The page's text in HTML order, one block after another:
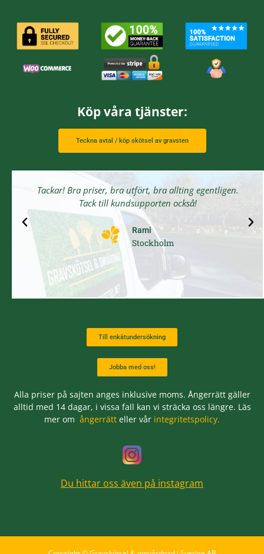
Köp våra tjänster:
Teckna avtal / köp skötsel av gravsten
Tackar! Bra priser, bra utfört, bra allting egentligen.
Tack till kundsupporten också!
Rami
Stockholm
Till enkätundersökning
Jobba med oss!
Alla priser på sajten anges inklusive moms. Ångerrätt gäller
alltid med 14 dagar, i vissa fall kan vi sträcka oss längre. Läs
mer om ångerrätt eller vår integritetspolicy.
Du hittar oss även på instagram